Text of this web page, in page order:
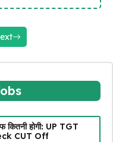
होगी: UP TGT
CUT Off